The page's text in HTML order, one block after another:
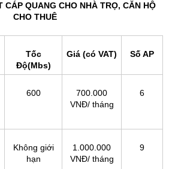
CÁP QUANG CHO NHÀ TRỌ, CĂN HỘ
CHO THUÊ
Tốc
Độ(Mbs)
Giá (có VAT) Số AP
600
700.000
VNĐ/ tháng
6
Không giới
hạn
1.000.000
VNĐ/ tháng
9